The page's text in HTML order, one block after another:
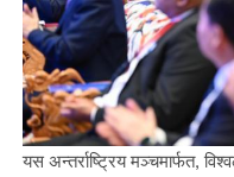
यस अन्तर्राष्ट्रिय मञ्चमार्फत,